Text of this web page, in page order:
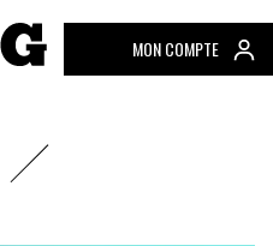
MON COMPTE